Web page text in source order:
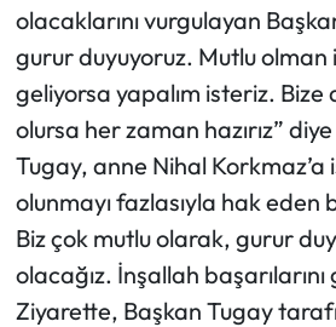
olacaklarını vurgulayan
gurur duyuyoruz. Mutlu olman
geliyorsa yapalım isteriz. Bize
olursa her zaman hazırız”
Tugay, anne Nihal Korkmaz’a
olunmayı fazlasıyla hak eden
Biz çok mutlu olarak, gurur
olacağız. İnşallah
Ziyarette, Başkan Tugay